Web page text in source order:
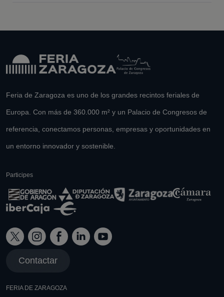
Feria de Zaragoza es uno de los grandes recintos feriales de
Europa. Con más de 360.000 m² y un Palacio de Congresos de
referencia, conectamos personas, empresas y oportunidades en
un entorno innovador y sostenible.
Participes
Contactar
FERIA DE ZARAGOZA